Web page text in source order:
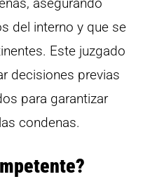
del interno y que se
Este juzgado
decisiones previas
para garantizar
condenas.